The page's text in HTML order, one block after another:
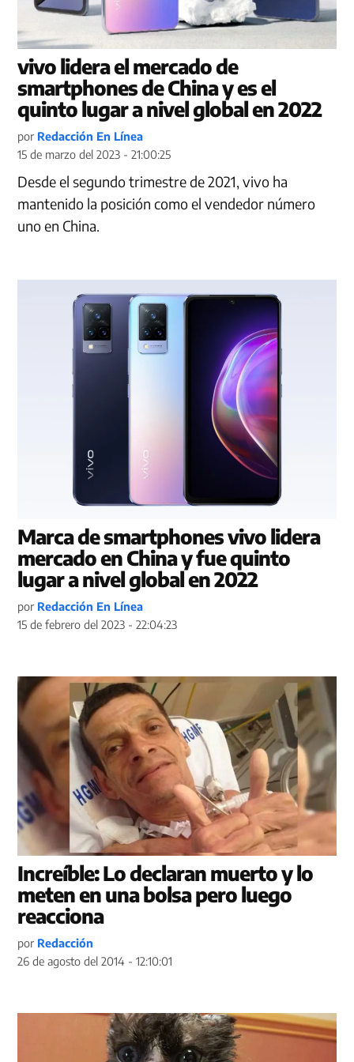
vivo lidera el mercado de
smartphones de China y es el
quinto lugar a nivel global en 2022
por Redacción En Línea
15 de marzo del 2023 - 21:00:25
Desde el segundo trimestre de 2021, vivo ha
mantenido la posición como el vendedor número
uno en China.
Marca de smartphones vivo lidera
mercado en China y fue quinto
lugar a nivel global en 2022
por Redacción En Línea
15 de febrero del 2023 - 22:04:23
Increíble: Lo declaran muerto y lo
meten en una bolsa pero luego
reacciona
por Redacción
26 de agosto del 2014 - 12:10:01